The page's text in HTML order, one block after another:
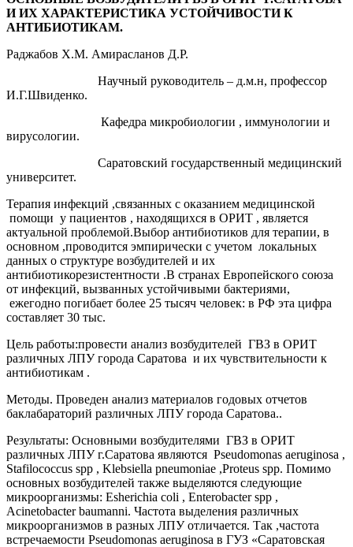
И ИХ ХАРАКТЕРИСТИКА УСТОЙЧИВОСТИ К
АНТИБИОТИКАМ.
Раджабов Х.М. Амирасланов Д.Р.
Научный руководитель – д.м.н, профессор
И.Г.Швиденко.
Кафедра микробиологии , иммунологии и
вирусологии.
Саратовский государственный медицинский
университет.
Терапия инфекций ,связанных с оказанием медицинской
помощи у пациентов , находящихся в ОРИТ , является
актуальной проблемой.Выбор антибиотиков для терапии, в
основном ,проводится эмпирически с учетом локальных
данных о структуре возбудителей и их
антибиотикорезистентности .В странах Европейского союза
от инфекций, вызванных устойчивыми бактериями,
ежегодно погибает более 25 тысяч человек: в РФ эта цифра
составляет 30 тыс.
Цель работы:провести анализ возбудителей ГВЗ в ОРИТ
различных ЛПУ города Саратова и их чувствительности к
антибиотикам .
Методы. Проведен анализ материалов годовых отчетов
баклабараторий различных ЛПУ города Саратова..
Результаты: Основными возбудителями ГВЗ в ОРИТ
различных ЛПУ г.Саратова являются Pseudomonas aeruginosa ,
Stafilococcus spp , Klebsiella pneumoniae ,Proteus spp. Помимо
основных возбудителей также выделяются следующие
микроорганизмы: Esherichia coli , Enterobacter spp ,
Acinetobacter baumanni. Частота выделения различных
микроорганизмов в разных ЛПУ отличается. Так ,частота
встречаемости Pseudomonas aeruginosa в ГУЗ «Саратовская